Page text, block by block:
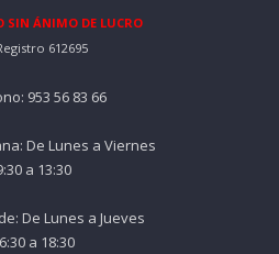
SIN ÁNIMO DE LUCRO
612695
953 56 83 66
De Lunes a Viernes
a 13:30
De Lunes a Jueves
a 18:30